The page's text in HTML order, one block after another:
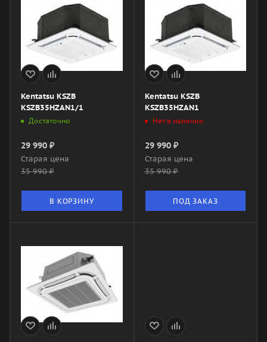
Kentatsu KSZB
KSZB35HZAN1/1
Достаточно
29 990 ₽
Старая цена
35 990₽
В КОРЗИНУ
Kentatsu KSZB
KSZB35HZAN1
Нет в наличии
29 990₽
Старая цена
35 990₽
ПОД ЗАКАЗ